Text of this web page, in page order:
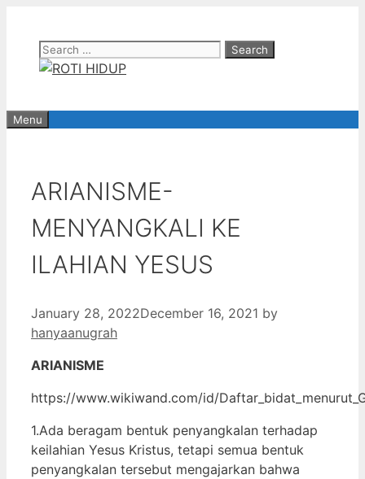
contentSearch
for:
Menu
ARIANISME-
MENYANGKALI KE
ILAHIAN YESUS
January 28, 2022December 16, 2021 by
hanyaanugrah
ARIANISME
https://www.wikiwand.com/id/
1.Ada beragam bentuk penyangkalan terhadap
keilahian Yesus Kristus, tetapi semua bentuk
penyangkalan tersebut mengajarkan bahwa